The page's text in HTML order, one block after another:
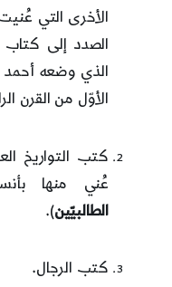
الأخرى التي
الصدد إلى
الذي وضعه أحمد
الأوّل من القرن
كتب التواريخ
عُني منها
الطالبيّين).
كتب الرجال.